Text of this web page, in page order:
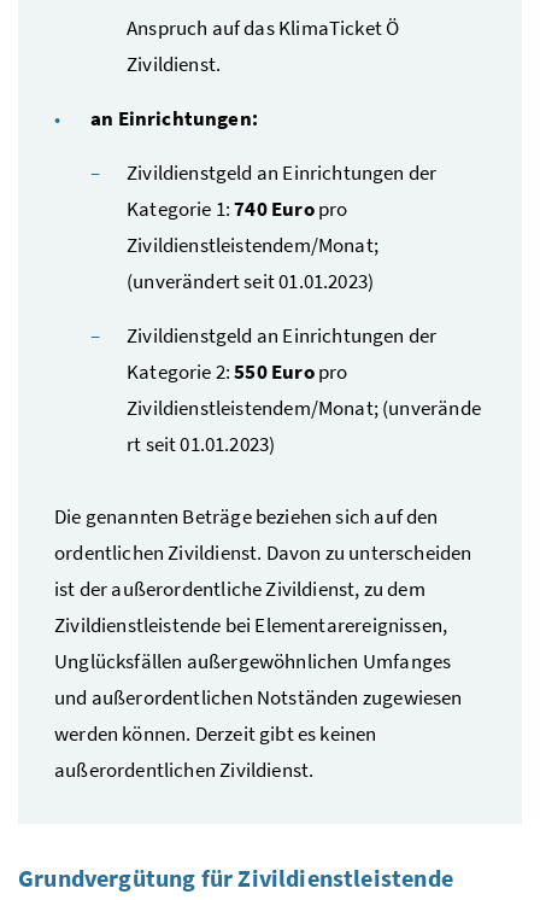
Anspruch auf das KlimaTicket Ö
Zivildienst.
an Einrichtungen:
Zivildienstgeld an Einrichtungen der
Kategorie 1:740 Europro
Zivildienstleistendem/Monat;
(unverändert seit 01.01.2023)
Zivildienstgeld an Einrichtungen der
Kategorie 2:550 Europro
Zivildienstleistendem/Monat; (unverände
rt seit 01.01.2023)
Die genannten Beträge beziehen sich auf den
ordentlichen Zivildienst. Davon zu unterscheiden
ist der außerordentliche Zivildienst, zu dem
Zivildienstleistende bei Elementarereignissen,
Unglücksfällen außergewöhnlichen Umfanges
und außerordentlichen Notständen zugewiesen
werden können. Derzeit gibt es keinen
außerordentlichen Zivildienst.
Grundvergütung für Zivildienstleistende